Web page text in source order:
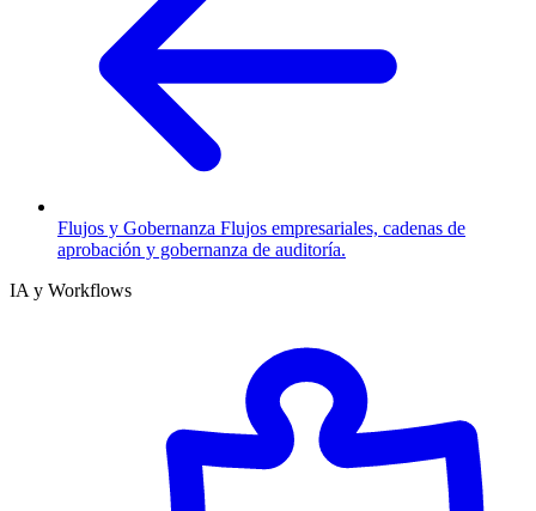
Flujos y Gobernanza Flujos empresariales, cadenas de
aprobación y gobernanza de auditoría.
IA y Workflows